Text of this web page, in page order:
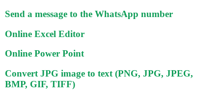
Send a message to the WhatsApp number
Online Excel Editor
Online Power Point
Convert JPG image to text (PNG, JPG, JPEG,
BMP, GIF, TIFF)